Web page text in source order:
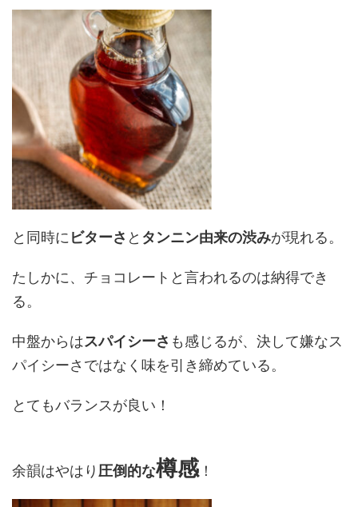
と同時に ビターさ と タンニン由来の渋みが現れる。
たしかに、チョコレートと言われるのは納得でき
る。
中盤からはスパイシーさ も感じるが、決して嫌なス
パイシーさではなく味を引き締めている。
とてもバランスが良い！
余韻はやはり 圧倒的な樽感 ！